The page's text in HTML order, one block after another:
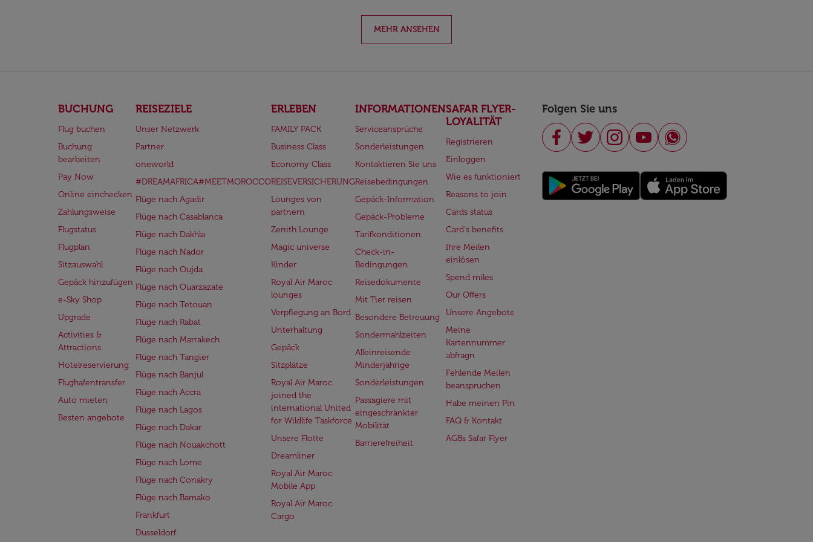
MEHR ANSEHEN
BUCHUNG
Flug buchen
Buchung
bearbeiten
Pay Now
Online einchecken
Zahlungsweise
Flugstatus
Flugplan
Sitzauswahl
Gepäck hinzufügen
e-Sky Shop
Upgrade
Activities &
Attractions
Hotelreservierung
Flughafentransfer
Auto mieten
Besten angebote
REISEZIELE
Unser Netzwerk
Partner
oneworld
#DREAMAFRICA#MEETMOROCCO
Flüge nach Agadir
Flüge nach Casablanca
Flüge nach Dakhla
Flüge nach Nador
Flüge nach Oujda
Flüge nach Ouarzazate
Flüge nach Tetouan
Flüge nach Rabat
Flüge nach Marrakech
Flüge nach Tangier
Flüge nach Banjul
Flüge nach Accra
Flüge nach Lagos
Flüge nach Dakar
Flüge nach Nouakchott
Flüge nach Lome
Flüge nach Conakry
Flüge nach Bamako
Frankfurt
Dusseldorf
ERLEBEN
FAMILY PACK
Business Class
Economy Class
REISEVERSICHERUNG
Lounges von
partnern
Zenith Lounge
Magic universe
Kinder
Royal Air Maroc
lounges
Verpflegung an Bord
Unterhaltung
Gepäck
Sitzplätze
Royal Air Maroc
joined the
international United
for Wildlife Taskforce
Unsere Flotte
Dreamliner
Royal Air Maroc
Mobile App
Royal Air Maroc
Cargo
INFORMATIONEN
Serviceansprüche
Sonderleistungen
Kontaktieren Sie uns
Reisebedingungen
Gepäck-Information
Gepäck-Probleme
Tarifkonditionen
Check-in-
Bedingungen
Reisedokumente
Mit Tier reisen
Besondere Betreuung
Sondermahlzeiten
Alleinreisende
Minderjährige
Sonderleistungen
Passagiere mit
eingeschränkter
Mobilität
Barrierefreiheit
SAFAR FLYER-
LOYALITÄT
Registrieren
Einloggen
Wie es funktioniert
Reasons to join
Cards status
Card's benefits
Ihre Meilen
einlösen
Spend miles
Our Offers
Unsere Angebote
Meine
Kartennummer
abfragn
Fehlende Meilen
beanspruchen
Habe meinen Pin
FAQ & Kontakt
AGBs Safar Flyer
Folgen Sie uns